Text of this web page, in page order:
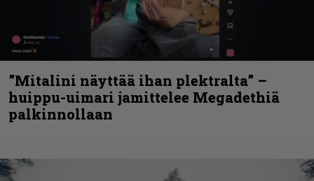
”Mitalini näyttää ihan plektralta” –
huippu-uimari jamittelee Megadethiä
palkinnollaan